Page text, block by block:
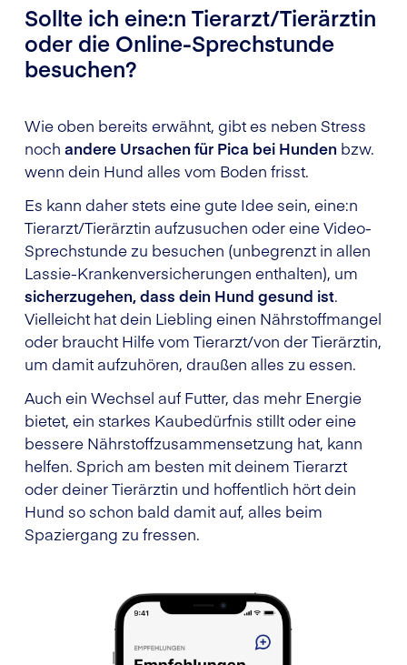
Sollte ich eine:n Tierarzt/Tierärztin
oder die Online-Sprechstunde
besuchen?
Wie oben bereits erwähnt, gibt es neben Stress
noch andere Ursachen für Pica bei Hunden bzw.
wenn dein Hund alles vom Boden frisst.
Es kann daher stets eine gute Idee sein, eine:n
Tierarzt/Tierärztin aufzusuchen oder eine Video-
Sprechstunde zu besuchen (unbegrenzt in allen
Lassie-Krankenversicherungen enthalten), um
sicherzugehen, dass dein Hund gesund ist.
Vielleicht hat dein Liebling einen Nährstoffmangel
oder braucht Hilfe vom Tierarzt/von der Tierärztin,
um damit aufzuhören, draußen alles zu essen.
Auch ein Wechsel auf Futter, das mehr Energie
bietet, ein starkes Kaubedürfnis stillt oder eine
bessere Nährstoffzusammensetzung hat, kann
helfen. Sprich am besten mit deinem Tierarzt
oder deiner Tierärztin und hoffentlich hört dein
Hund so schon bald damit auf, alles beim
Spaziergang zu fressen.